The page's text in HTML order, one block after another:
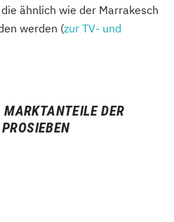
ähnlich wie der Marrakesch
werden (zur TV- und
DER